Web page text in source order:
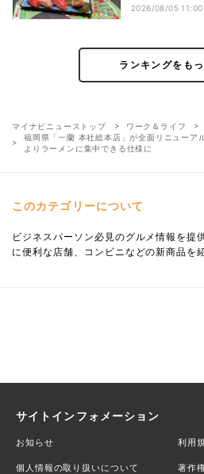
2026/08/05 11:00
ランキングをも
マイナビニューストップ ワーク＆ライフ
福岡県「一蘭 本社総本店」が全面リニューア
よりラーメンに集中できる仕様に
このカテゴリーについて
ビジネスパーソン必見のグルメ情報を提
に便利な店舗、コンビニなどの新商品を
サイトインフォメーション
お知らせ 利用
個人情報の取り扱いについて 著作